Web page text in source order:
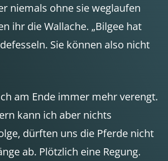
niemals ohne sie weglaufen
ihr die Wallache. „Bilgee hat
Sie können also nicht
am Ende immer mehr verengt.
kann ich aber nichts
dürften uns die Pferde nicht
ab. Plötzlich eine Regung.